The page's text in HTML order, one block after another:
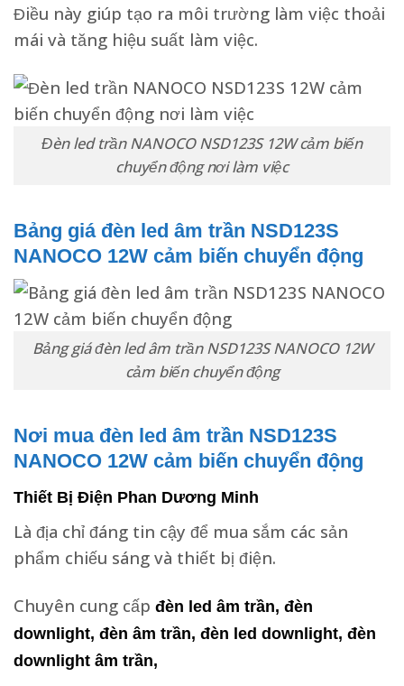
Điều này giúp tạo ra môi trường làm việc thoải
mái và tăng hiệu suất làm việc.
Đèn led trần NANOCO NSD123S 12W cảm biến
chuyển động nơi làm việc
Bảng giá đèn led âm trần NSD123S
NANOCO 12W cảm biến chuyển động
Bảng giá đèn led âm trần NSD123S NANOCO 12W
cảm biến chuyển động
Nơi mua đèn led âm trần NSD123S
NANOCO 12W cảm biến chuyển động
Thiết Bị Điện Phan Dương Minh
Là địa chỉ đáng tin cậy để mua sắm các sản
phẩm chiếu sáng và thiết bị điện.
Chuyên cung cấp đèn led âm trần, đèn
downlight, đèn âm trần, đèn led downlight, đèn
downlight âm trần,